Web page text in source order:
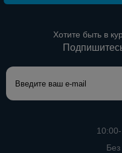
Хотите быть в